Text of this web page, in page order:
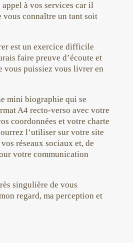
à vos services car il
vous connaître un tant soit
est un exercice difficile
faire preuve d’écoute et
vous puissiez vous livrer en
mini biographie qui se
A4 recto-verso avec votre
coordonnées et votre charte
l’utiliser sur votre site
réseaux sociaux et, de
votre communication
singulière de vous
regard, ma perception et